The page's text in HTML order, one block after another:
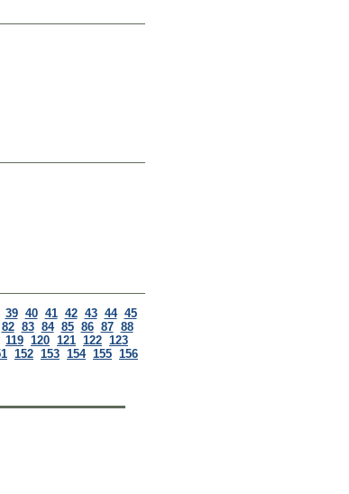
39 40 41 42 43 44 45
82 83 84 85 86 87 88
119 120 121 122 123
152 153 154 155 156